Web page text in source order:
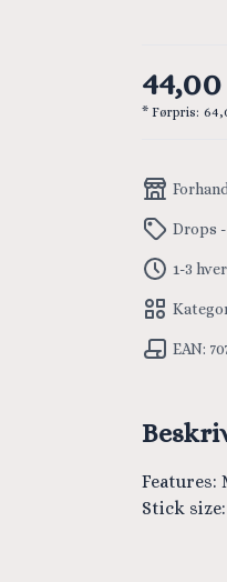
* Førpris:
Drops
1-3
EAN:
Features:
Stick